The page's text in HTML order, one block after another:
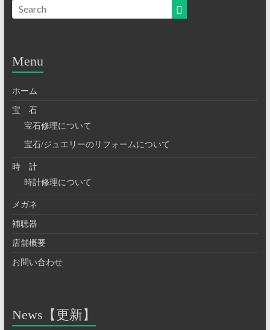
Menu
ホーム
宝 石
宝石修理について
宝石/ジュエリーのリフォームについて
時 計
時計修理について
メガネ
補聴器
店舗概要
お問い合わせ
News【更新】